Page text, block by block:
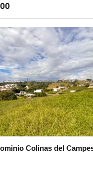
Colinas del